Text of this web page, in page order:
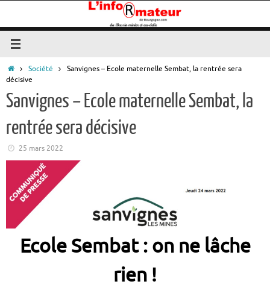
contenu
Accueil
Société
Sanvignes – Ecole maternelle Sembat, la rentrée sera
décisive
Sanvignes – Ecole maternelle Sembat, la
rentrée sera décisive
25 mars 2022
Ecole Sembat : on ne lâche
rien !